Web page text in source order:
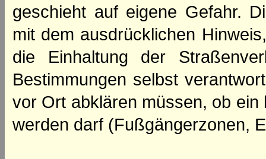
geschieht auf eigene Gefahr.
mit dem ausdrücklichen
die Einhaltung der
Bestimmungen selbst
vor Ort abklären müssen, ob
werden darf (Fußgängerzonen,